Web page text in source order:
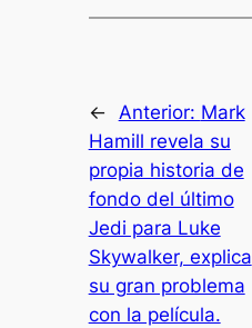
← Anterior: Mark
Hamill revela su
propia historia de
fondo del último
Jedi para Luke
Skywalker, explica
su gran problema
con la película.